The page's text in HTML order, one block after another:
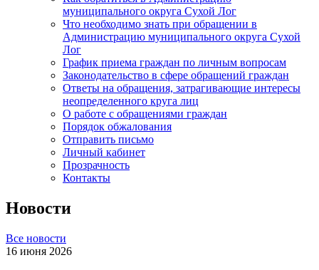
муниципального округа Сухой Лог
Что необходимо знать при обращении в
Администрацию муниципального округа Сухой
Лог
График приема граждан по личным вопросам
Законодательство в сфере обращений граждан
Ответы на обращения, затрагивающие интересы
неопределенного круга лиц
О работе с обращениями граждан
Порядок обжалования
Отправить письмо
Личный кабинет
Прозрачность
Контакты
Новости
Все новости
16 июня 2026